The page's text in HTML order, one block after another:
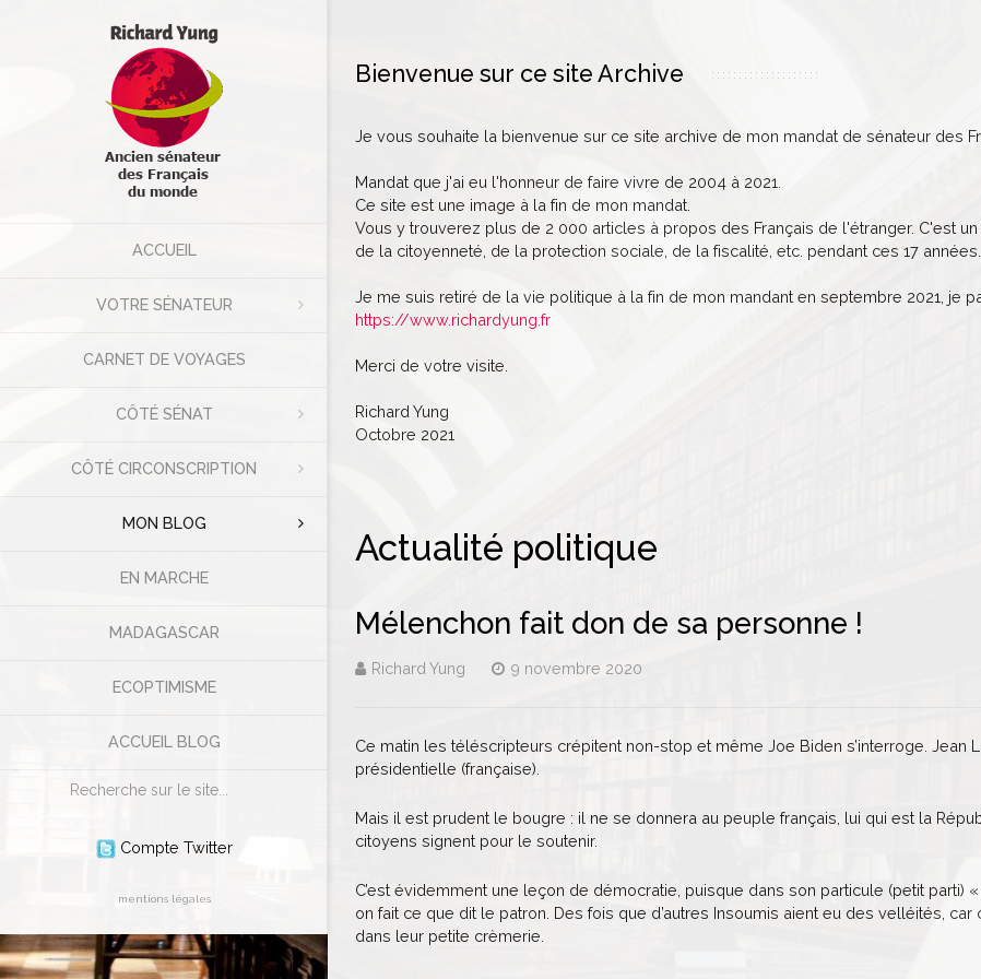
ACCUEIL
VOTRE SÉNATEUR
CARNET DE VOYAGES
CÔTÉ SÉNAT
CÔTÉ CIRCONSCRIPTION
MON BLOG
EN MARCHE
MADAGASCAR
ECOPTIMISME
ACCUEIL BLOG
Rechercher
Compte Twitter
mentions légales
Bienvenue sur ce site Archive
Je vous souhaite la bienvenue sur ce site archive de mon mandat de sénateur des
Mandat que j'ai eu l'honneur de faire vivre de 2004 à 2021.
Ce site est une image à la fin de mon mandat.
Vous y trouverez plus de 2 000 articles à propos des Français de l'étranger. C'est
de la citoyenneté, de la protection sociale, de la fiscalité, etc. pendant ces 17 années.
Je me suis retiré de la vie politique à la fin de mon mandant en septembre 2021, je
https://www.richardyung.fr
Merci de votre visite.
Richard Yung
Octobre 2021
Actualité politique
Mélenchon fait don de sa personne !
Richard Yung 9 novembre 2020
Ce matin les téléscripteurs crépitent non-stop et même Joe Biden s’interroge. Jean
présidentielle (française).
Mais il est prudent le bougre : il ne se donnera au peuple français, lui qui est la
citoyens signent pour le soutenir.
C’est évidemment une leçon de démocratie, puisque dans son particule (petit
on fait ce que dit le patron. Des fois que d’autres Insoumis aient eu des velléités,
dans leur petite crèmerie.